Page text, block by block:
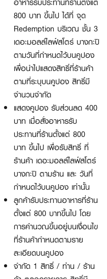
800 บาท ขึ้นไป ได้ที่ จุด
Redemption บริเวณ ชั้น 3
เดอะมอลล์ไลฟ์สโตร์ บางกะปิ
ตามวันที่กำหนดไว้บนคูปอง
เพื่อนำไปแสดงสิทธิ์ที่ร้านค้า
ตามที่ระบุบนคูปอง สิทธิ์มี
จำนวนจำกัด
แสดงคูปอง รับส่วนลด 400
บาท เมื่อสั่งอาหารรับ
ประทานที่ร้านตั้งแต่ 800
บาท ขึ้นไป เพื่อรับสิทธิ์ ที่
ร้านค้า เดอะมอลล์ไลฟ์สโตร์
บางกะปิ ตามร้าน และ วันที่
กำหนดไว้บนคูปอง เท่านั้น
ลูกค้ารับประทานอาหารที่ร้าน
ตั้งแต่ 800 บาทขึ้นไป โดย
การคำนวณขึ้นอยู่บนเงื่อนไข
ที่ร้านค้ากำหนดตามราย
ละเอียดบนคูปอง
จำกัด 1 สิทธิ์ / ท่าน / ร้าน